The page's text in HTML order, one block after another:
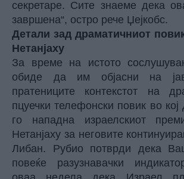
секретаре. Сите знаеме дека
завршена“, остро рече Џејкобс.
Детали зад драматичниот
Нетанјаху
За време на истото
обиде да им објасни на
пратениците контекстот на
пцуечки телефонски повик во
го нападна израелскиот
Нетанјаху за неговите
Либан. Рубио потврди дека
повеќе разузнавачки